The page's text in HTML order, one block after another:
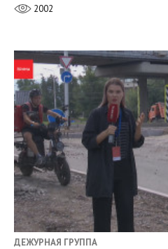
2002
ДЕЖУРНАЯ ГРУППА